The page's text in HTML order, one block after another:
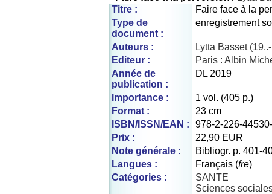
Titre :
Faire face à la
Type de
document :
enregistrement
Auteurs : Lytta Basset
Editeur :
Paris : Albin
Année de
publication :
DL 2019
Importance :
1 vol. (405 p.)
Format :
23 cm
ISBN/ISSN/EAN :
978-2-226-
Prix :
22,90 EUR
Note générale :
Bibliogr. p. 401-
Langues :
Français (fre)
Catégories :
SANTE
Sciences